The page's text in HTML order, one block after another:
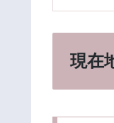
現在